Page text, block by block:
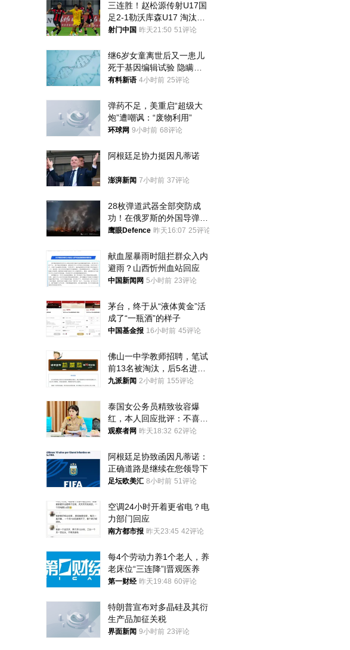
三连胜！赵松源传射U17国
足2-1勒沃库森U17 淘汰赛
将战河床
射门中国 昨天21:50 51评论
继6岁女童离世后又一患儿
死于基因编辑试验 隐瞒一
年才对外披露
有料新语 4小时前 25评论
弹药不足，美重启“超级大
炮”遭嘲讽：“废物利用”
环球网 9小时前 68评论
阿根廷足协力挺因凡蒂诺
澎湃新闻 7小时前 37评论
28枚弹道武器全部突防成
功！在俄罗斯的外国导弹发
射车都是合法打击目标
鹰眼Defence 昨天16:07 25评论
献血屋暴雨时阻拦群众入内
避雨？山西忻州血站回应
中国新闻网 5小时前 23评论
茅台，终于从“液体黄金”活
成了“一瓶酒”的样子
中国基金报 16小时前 45评论
佛山一中学教师招聘，笔试
前13名被淘汰，后5名进体
检，被疑萝卜岗，官方通
九派新闻 2小时前 155评论
泰国女公务员精致妆容爆
红，本人回应批评：不喜欢
就别看
观察者网 昨天18:32 62评论
阿根廷足协致函因凡蒂诺：
正确道路是继续在您领导下
足坛欧美汇 8小时前 51评论
空调24小时开着更省电？电
力部门回应
南方都市报 昨天23:45 42评论
每4个劳动力养1个老人，养
老床位“三连降”|晋观医养
第一财经 昨天19:48 60评论
特朗普宣布对多晶硅及其衍
生产品加征关税
界面新闻 9小时前 23评论